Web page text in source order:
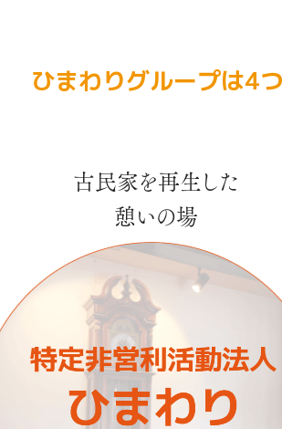
ひまわりグループは4
古民家を再生した
憩いの場